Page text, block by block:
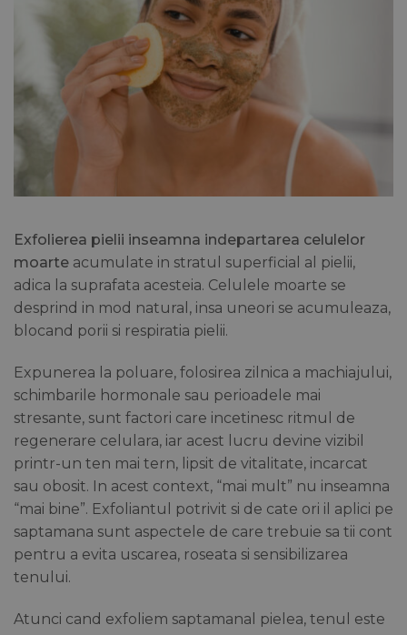
Exfolierea pielii inseamna indepartarea celulelor
moarte acumulate in stratul superficial al pielii,
adica la suprafata acesteia. Celulele moarte se
desprind in mod natural, insa uneori se acumuleaza,
blocand porii si respiratia pielii.
Expunerea la poluare, folosirea zilnica a machiajului,
schimbarile hormonale sau perioadele mai
stresante, sunt factori care incetinesc ritmul de
regenerare celulara, iar acest lucru devine vizibil
printr-un ten mai tern, lipsit de vitalitate, incarcat
sau obosit. In acest context, “mai mult” nu inseamna
“mai bine”. Exfoliantul potrivit si de cate ori il aplici pe
saptamana sunt aspectele de care trebuie sa tii cont
pentru a evita uscarea, roseata si sensibilizarea
tenului.
Atunci cand exfoliem saptamanal pielea, tenul este